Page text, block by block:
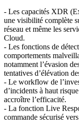
- Les capacités XDR
une visibilité complète
réseau et même les
Cloud.
- Les fonctions de
comportements
notamment l’évasion
tentatives d’élévation
- Le workflow de
d’incidents à haut
accroître l’efficacité.
- La fonction Live
commande sécurisé